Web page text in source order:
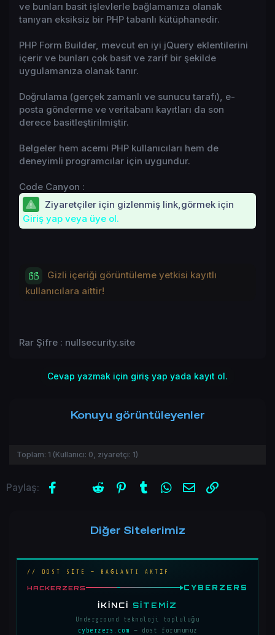
ve bunları basit işlevlerle bağlamanıza olanak
tanıyan eksiksiz bir PHP tabanlı kütüphanedir.
PHP Form Builder, mevcut en iyi jQuery eklentilerini
içerir ve bunları çok basit ve zarif bir şekilde
uygulamanıza olanak tanır.
Doğrulama (gerçek zamanlı ve sunucu tarafı), e-
posta gönderme ve veritabanı kayıtları da son
derece basitleştirilmiştir.
Belgeler hem acemi PHP kullanıcıları hem de
deneyimli programcılar için uygundur.
Code Canyon :
Ziyaretçiler için gizlenmiş link,görmek için
Giriş yap veya üye ol.
Gizli içeriği görüntüleme yetkisi kayıtlı
kullanıcılara aittir!
Rar Şifre : nullsecurity.site
Cevap yazmak için giriş yap yada kayıt ol.
Konuyu görüntüleyenler
Toplam: 1 (Kullanıcı: 0, ziyaretçi: 1)
Paylaş: FacebookX (Twitter)
Reddit PinterestTumblr WhatsApp
E-posta
Diğer Sitelerimiz
// DOST SİTE — BAĞLANTI AKTİF
HACKERZERS CYBERZERS
İKINCI SITEMIZ
Underground teknoloji topluluğu
cyberzers.com — dost forumumuz